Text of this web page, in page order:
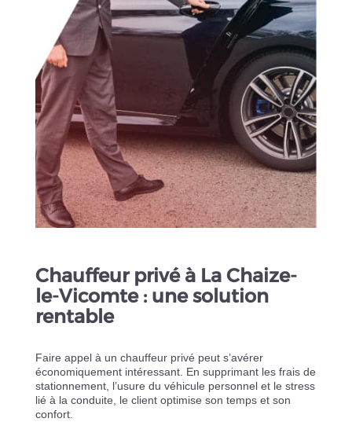
Chauffeur privé à La Chaize-
le-Vicomte : une solution
rentable
Faire appel à un chauffeur privé peut s’avérer
économiquement intéressant. En supprimant les frais de
stationnement, l’usure du véhicule personnel et le stress
lié à la conduite, le client optimise son temps et son
confort.